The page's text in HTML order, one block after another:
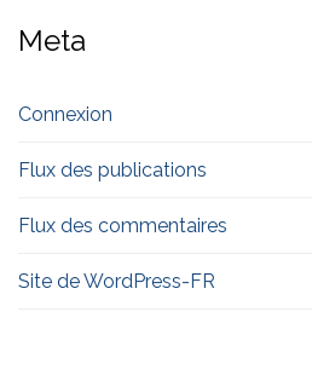
Meta
Connexion
Flux des publications
Flux des commentaires
Site de WordPress-FR